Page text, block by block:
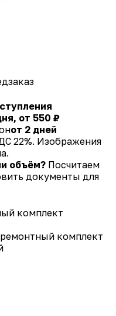
от 550 ₽
от 2 дней
22%. Изображения
объём? Посчитаем
документы для
комплект
комплект